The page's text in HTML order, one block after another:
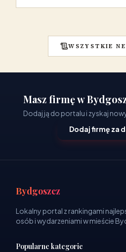
WSZYSTKIE
Masz firmę w
Dodaj ją do portalu i zyskaj
Dodaj firmę za
Bydgoszcz
Lokalny portal z rankingami
osób i wydarzeniami w mieście
Popularne kategorie